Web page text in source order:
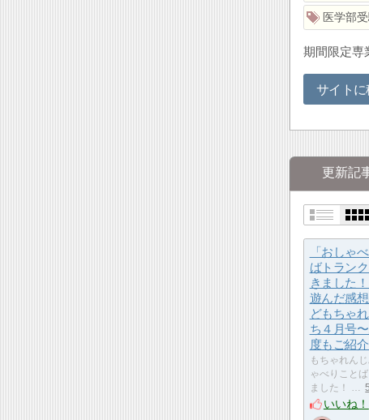
医学部
期間限定専
サイトに
更新記
「おしゃ
ばトラン
きました
遊んだ感
どもちゃ
ち４月号
度もご紹
もちゃれん
ゃべりこと
ました！ …
いいね！